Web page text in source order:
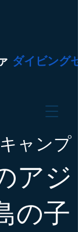
ダイビング
ャンプ
アジ
の子